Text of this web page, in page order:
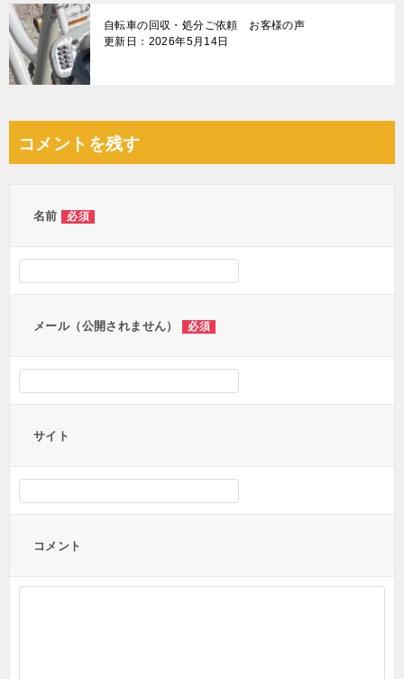
自転車の回収・処分ご依頼 お客様の声
更新日：2026年5月14日
コメントを残す
名前 必須
メール（公開されません） 必須
サイト
コメント